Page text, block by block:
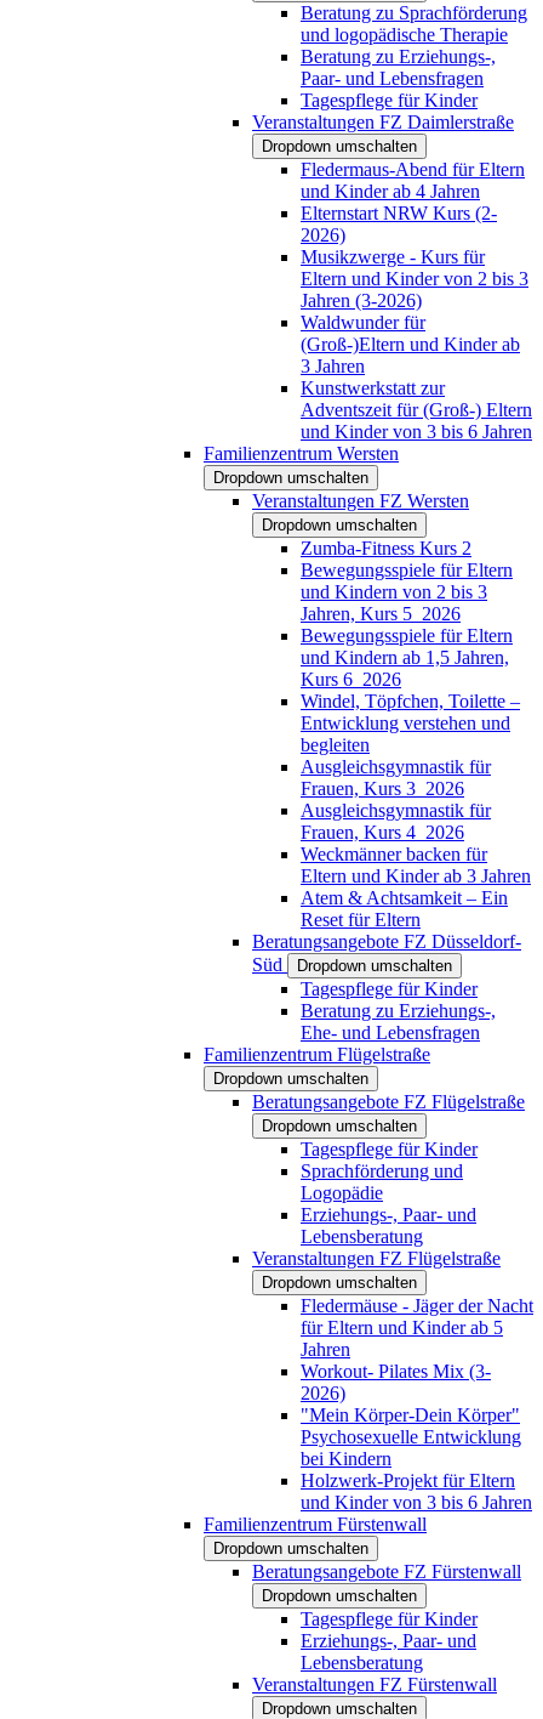
Beratung zu Sprachförderung
und logopädische Therapie
Beratung zu Erziehungs-,
Paar- und Lebensfragen
Tagespflege für Kinder
Veranstaltungen FZ Daimlerstraße
Dropdown umschalten
Fledermaus-Abend für Eltern
und Kinder ab 4 Jahren
Elternstart NRW Kurs (2-
2026)
Musikzwerge - Kurs für
Eltern und Kinder von 2 bis 3
Jahren (3-2026)
Waldwunder für
(Groß-)Eltern und Kinder ab
3 Jahren
Kunstwerkstatt zur
Adventszeit für (Groß-) Eltern
und Kinder von 3 bis 6 Jahren
Familienzentrum Wersten
Dropdown umschalten
Veranstaltungen FZ Wersten
Dropdown umschalten
Zumba-Fitness Kurs 2
Bewegungsspiele für Eltern
und Kindern von 2 bis 3
Jahren, Kurs 5_2026
Bewegungsspiele für Eltern
und Kindern ab 1,5 Jahren,
Kurs 6_2026
Windel, Töpfchen, Toilette –
Entwicklung verstehen und
begleiten
Ausgleichsgymnastik für
Frauen, Kurs 3_2026
Ausgleichsgymnastik für
Frauen, Kurs 4_2026
Weckmänner backen für
Eltern und Kinder ab 3 Jahren
Atem & Achtsamkeit – Ein
Reset für Eltern
Beratungsangebote FZ Düsseldorf-
Süd
Dropdown umschalten
Tagespflege für Kinder
Beratung zu Erziehungs-,
Ehe- und Lebensfragen
Familienzentrum Flügelstraße
Dropdown umschalten
Beratungsangebote FZ Flügelstraße
Dropdown umschalten
Tagespflege für Kinder
Sprachförderung und
Logopädie
Erziehungs-, Paar- und
Lebensberatung
Veranstaltungen FZ Flügelstraße
Dropdown umschalten
Fledermäuse - Jäger der Nacht
für Eltern und Kinder ab 5
Jahren
Workout- Pilates Mix (3-
2026)
"Mein Körper-Dein Körper"
Psychosexuelle Entwicklung
bei Kindern
Holzwerk-Projekt für Eltern
und Kinder von 3 bis 6 Jahren
Familienzentrum Fürstenwall
Dropdown umschalten
Beratungsangebote FZ Fürstenwall
Dropdown umschalten
Tagespflege für Kinder
Erziehungs-, Paar- und
Lebensberatung
Veranstaltungen FZ Fürstenwall
Dropdown umschalten